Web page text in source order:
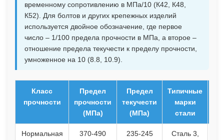
временному сопротивлению в МПа/10 (К42, К48,
К52). Для болтов и других крепежных изделий
используется двойное обозначение, где первое
число – 1/100 предела прочности в МПа, а второе –
отношение предела текучести к пределу прочности,
умноженное на 10 (8.8, 10.9).
Класс
прочности
Предел
прочности
(МПа)
Предел
текучести
(МПа)
Типичные
марки
стали
Нормальная
370-490 235-245
Сталь 3,